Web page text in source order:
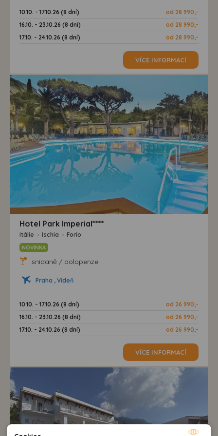
10.10. - 17.10.26 (8 dní)
od 28 990,-
16.10. - 23.10.26 (8 dní)
od 28 990,-
17.10. - 24.10.26 (8 dní)
od 28 990,-
VÍCE INFORMACÍ
Hotel Park Imperial****
Itálie > Ischia > Forio
NOVINKA
snídaně / polopenze
Praha , Vídeň
10.10. - 17.10.26 (8 dní)
od 26 990,-
16.10. - 23.10.26 (8 dní)
od 26 990,-
17.10. - 24.10.26 (8 dní)
od 26 990,-
VÍCE INFORMACÍ